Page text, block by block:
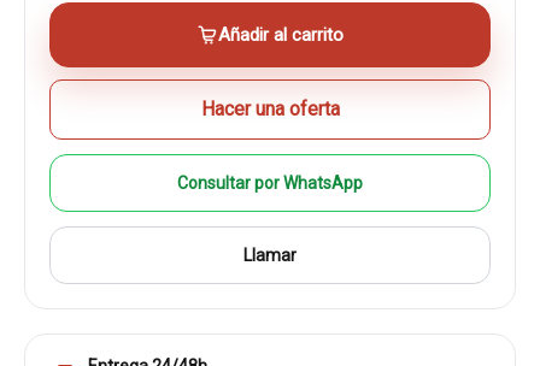
Añadir al carrito
Hacer una oferta
Consultar por WhatsApp
Llamar